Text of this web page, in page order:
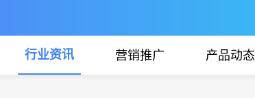
行业资讯 营销推广 产品动态